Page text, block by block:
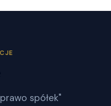
spółek"